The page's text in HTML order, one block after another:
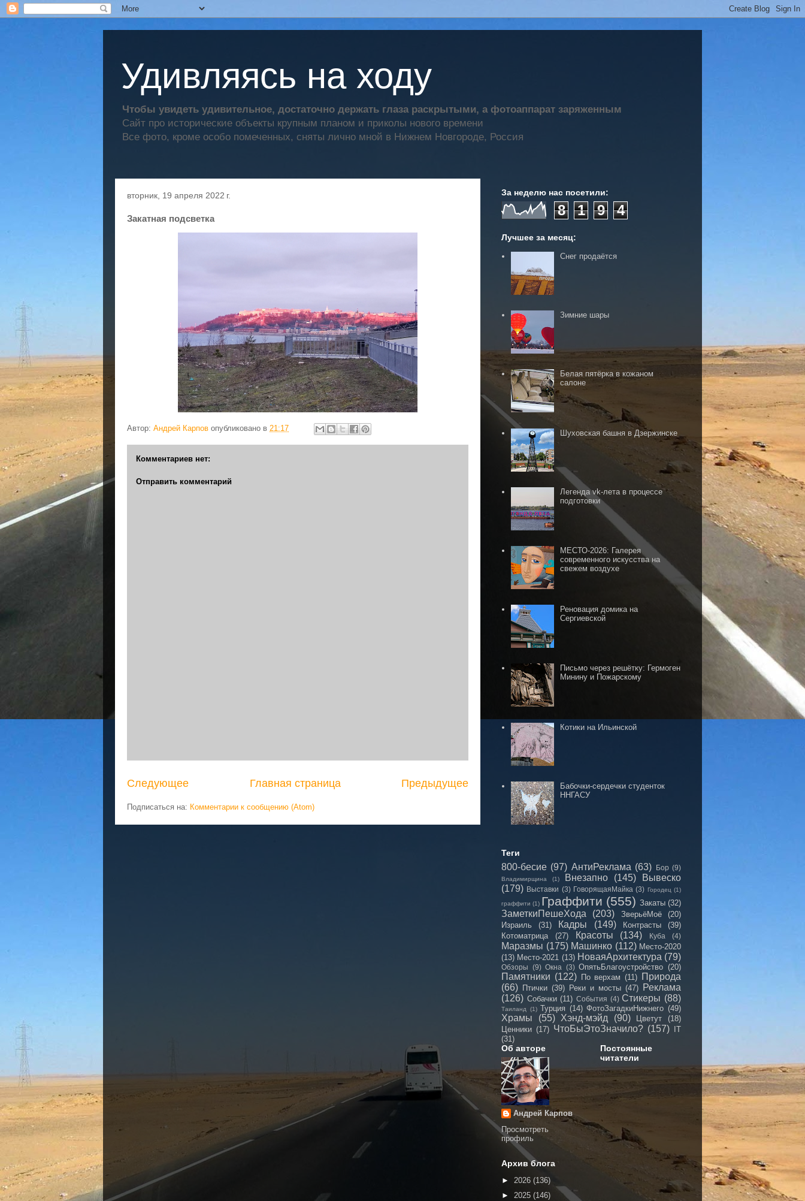
Удивляясь на ходу
Чтобы увидеть удивительное, достаточно держать глаза раскрытыми, а фотоаппарат заряженным
Сайт про исторические объекты крупным планом и приколы нового времени
Все фото, кроме особо помеченных, сняты лично мной в Нижнем Новгороде, Россия
вторник, 19 апреля 2022 г.
Закатная подсветка
Автор: Андрей Карпов опубликовано в 21:17
Комментариев нет:
Отправить комментарий
Следующее Предыдущее
Главная страница
Подписаться на: Комментарии к сообщению (Atom)
За неделю нас посетили:
8 1 9 4
Лучшее за месяц:
Снег продаётся
Зимние шары
Белая пятёрка в кожаном
салоне
Шуховская башня в Дзержинске
Легенда vk-лета в процессе
подготовки
МЕСТО-2026: Галерея
современного искусства на
свежем воздухе
Реновация домика на
Сергиевской
Письмо через решётку: Гермоген
Минину и Пожарскому
Котики на Ильинской
Бабочки-сердечки студенток
ННГАСУ
Теги
800-бесие (97) АнтиРеклама (63) Бор (9)
Владимирщина (1) Внезапно (145)
Вывеско
(179) Выставки (3) ГоворящаяМайка (3) Городец (1)
граффити (1) Граффити (555) Закаты (32)
ЗаметкиПешеХода (203) ЗверьёМоё
(20)
Израиль
(31) Кадры (149) Контрасты
(39)
Котоматрица
(27) Красоты (134) Куба (4)
Маразмы (175) Машинко (112) Место-2020
(13) Место-2021 (13) НоваяАрхитектура (79)
Обзоры (9) Окна (3) ОпятьБлагоустройство (20)
Памятники (122) По верхам (11) Природа
(66) Птички (39) Реки и мосты (47) Реклама
(126) Собачки (11) События (4) Стикеры (88)
Таиланд (1) Турция (14) ФотоЗагадкиНижнего (49)
Храмы (55) Хэнд-мэйд (90) Цветут
(18)
Ценники (17) ЧтоБыЭтоЗначило? (157)
IT
(31)
Об авторе
Андрей Карпов
Просмотреть
профиль
Постоянные
читатели
Архив блога
► 2026 (136)
► 2025 (146)